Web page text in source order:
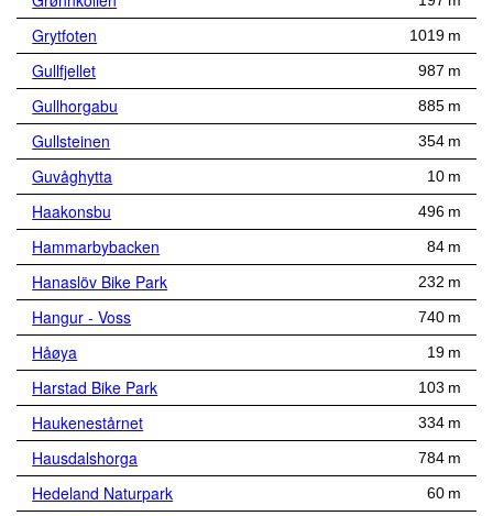
Grytfoten 1019 m
Gullfjellet 987 m
Gullhorgabu 885 m
Gullsteinen 354 m
Guvåghytta 10 m
Haakonsbu 496 m
Hammarbybacken 84 m
Hanaslöv Bike Park 232 m
Hangur - Voss 740 m
Håøya 19 m
Harstad Bike Park 103 m
Haukenestårnet 334 m
Hausdalshorga 784 m
Hedeland Naturpark 60 m